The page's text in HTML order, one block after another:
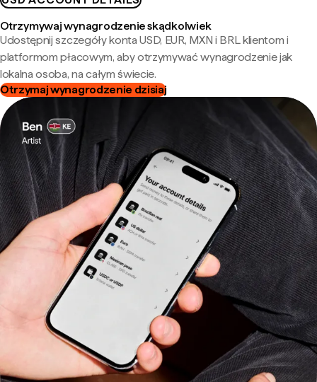
Otrzymywaj wynagrodzenie skądkolwiek
Udostępnij szczegóły konta USD, EUR, MXN i BRL klientom i
platformom płacowym, aby otrzymywać wynagrodzenie jak
lokalna osoba, na całym świecie.
Otrzymaj wynagrodzenie dzisiaj